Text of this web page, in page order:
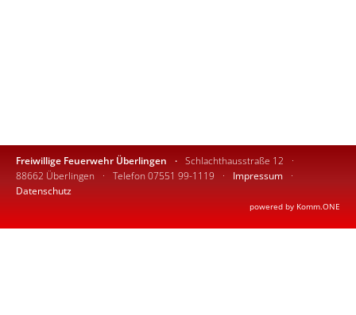
Freiwillige Feuerwehr Überlingen
Schlachthausstraße 12
88662 Überlingen
Telefon 07551 99-1119
Impressum
Datenschutz
powered by Komm.ONE